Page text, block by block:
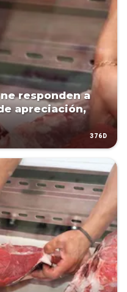
responden a
apreciación,
376D